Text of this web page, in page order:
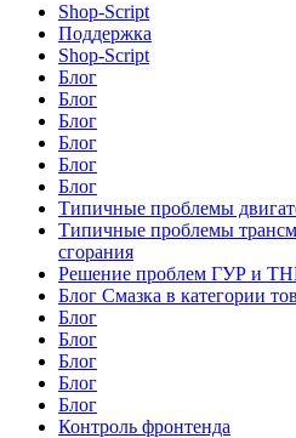
Shop-Script
Поддержка
Shop-Script
Блог
Блог
Блог
Блог
Блог
Блог
Типичные проблемы
Типичные проблемы
сгорания
Решение проблем ГУР и
Блог Смазка в категории
Блог
Блог
Блог
Блог
Блог
Контроль фронтенда